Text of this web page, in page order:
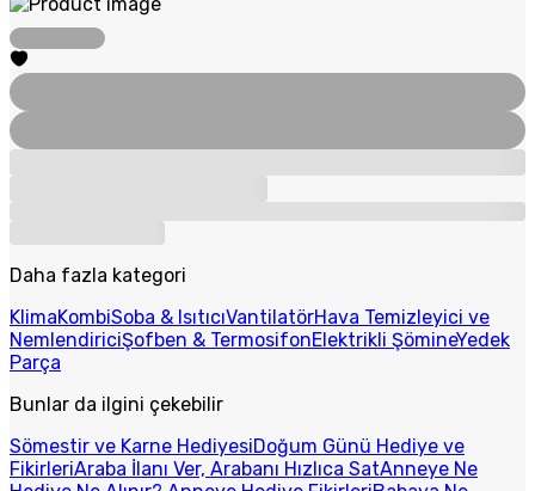
Daha fazla kategori
KlimaKombiSoba & IsıtıcıVantilatörHava Temizleyici ve
NemlendiriciŞofben & TermosifonElektrikli ŞömineYedek
Parça
Bunlar da ilgini çekebilir
Sömestir ve Karne HediyesiDoğum Günü Hediye ve
FikirleriAraba İlanı Ver, Arabanı Hızlıca SatAnneye Ne